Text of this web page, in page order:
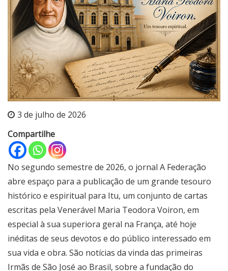
3 de julho de 2026
Compartilhe
No segundo semestre de 2026, o jornal A Federação
abre espaço para a publicação de um grande tesouro
histórico e espiritual para Itu, um conjunto de cartas
escritas pela Venerável Maria Teodora Voiron, em
especial à sua superiora geral na França, até hoje
inéditas de seus devotos e do público interessado em
sua vida e obra. São notícias da vinda das primeiras
Irmãs de São José ao Brasil, sobre a fundação do